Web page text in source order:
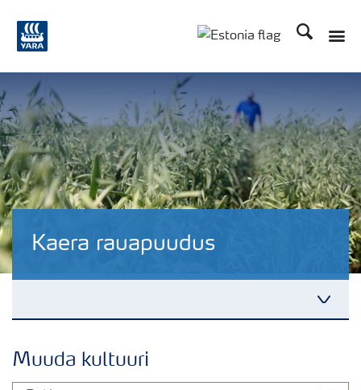
Otsi
Kaera rauapuudus
Muuda kultuuri